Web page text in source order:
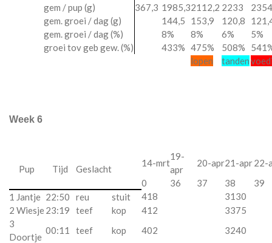
gem / pup (g) 367,3 1985,32112,2 2233
gem. groei / dag (g)
144,5 153,9 120,8
gem. groei / dag (%)
8% 8% 6%
5%
groei tov geb gew. (%)
433% 475% 508%
lopen
tanden
Week 6
Pup Tijd Geslacht
14-mrt
19-
apr
20-apr21-apr22-
0
36 37 38
39
1 Jantje 22:50 reu stuit 418
3130
2 Wiesje23:19 teef kop 412
3375
3
Doortje
00:11 teef kop 402
3240